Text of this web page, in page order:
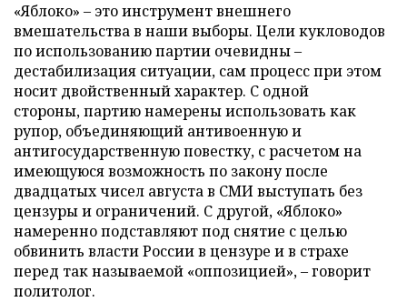
«Яблоко» – это инструмент внешнего
вмешательства в наши выборы. Цели кукловодов
по использованию партии очевидны –
дестабилизация ситуации, сам процесс при этом
носит двойственный характер. С одной
стороны, партию намерены использовать как
рупор, объединяющий антивоенную и
антигосударственную повестку, с расчетом на
имеющуюся возможность по закону после
двадцатых чисел августа в СМИ выступать без
цензуры и ограничений. С другой, «Яблоко»
намеренно подставляют под снятие с целью
обвинить власти России в цензуре и в страхе
перед так называемой «оппозицией», – говорит
политолог.